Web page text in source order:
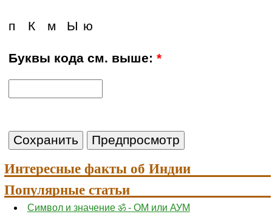
Ы ю
м
К
п
Буквы кода см. выше:*
Интересные факты об Индии
Популярные статьи
Символ и значение ॐ - ОМ или АУМ